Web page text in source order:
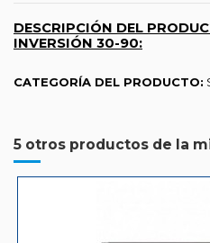
DESCRIPCIÓN DEL
INVERSIÓN 30-90:
CATEGORÍA DEL PRODUCTO:
5 otros productos de la